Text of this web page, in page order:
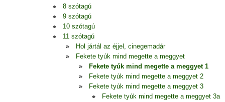
8 szótagú
9 szótagú
10 szótagú
11 szótagú
Hol jártál az éjjel, cinegemadár
Fekete tyúk mind megette a meggyet
Fekete tyúk mind megette a meggyet 1
Fekete tyúk mind megette a meggyet 2
Fekete tyúk mind megette a meggyet 3
Fekete tyúk mind megette a meggyet 3a